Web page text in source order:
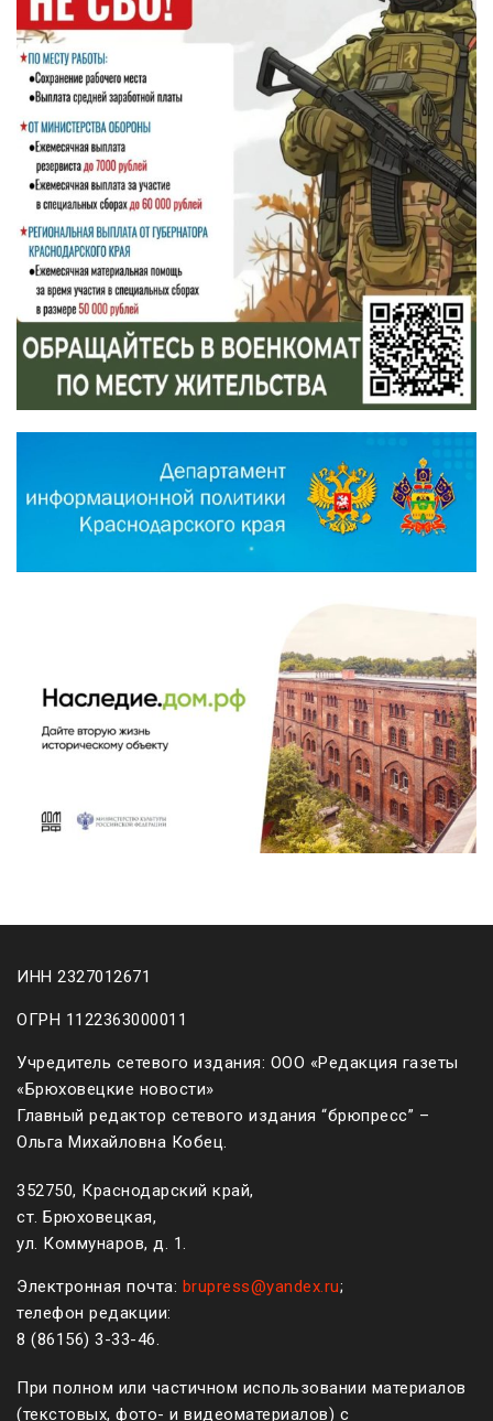
ИНН 2327012671
ОГРН 1122363000011
Учредитель сетевого издания: ООО «Редакция газеты
«Брюховецкие новости»
Главный редактор сетевого издания “брюпресс” –
Ольга Михайловна Кобец.
352750, Краснодарский край,
ст. Брюховецкая,
ул. Коммунаров, д. 1.
Электронная почта: brupress@yandex.ru;
телефон редакции:
8 (861 56) 3-33-46.
При полном или частичном использовании материалов
(текстовых, фото- и видеоматериалов) с